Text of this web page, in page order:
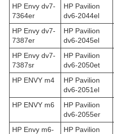
HP Envy dv7-
7364er
HP Pavilion
dv6-2044el
HP Envy dv7-
7387er
HP Pavilion
dv6-2045el
HP Envy dv7-
7387sr
HP Pavilion
dv6-2050et
HP ENVY m4
HP Pavilion
dv6-2051el
HP ENVY m6
HP Pavilion
dv6-2055er
HP Envy m6-
HP Pavilion